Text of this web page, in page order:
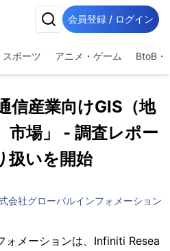
会員登録 / ログイン
スポーツ アニメ・ゲーム BtoB・
信産業向けGIS（地
市場」 - 調査レポー
扱いを開始
会社グローバルインフォメーション
ォメーションは、Infiniti Resea